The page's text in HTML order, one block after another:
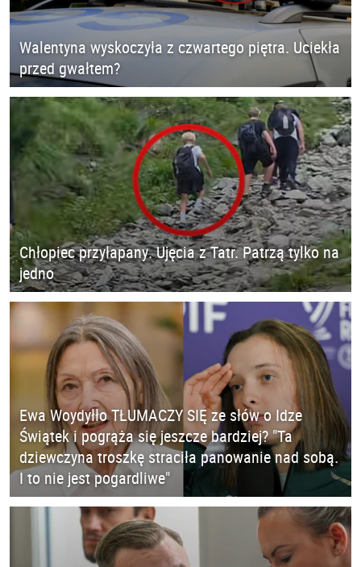
Walentyna wyskoczyła z czwartego piętra. Uciekła
przed gwałtem?
Chłopiec przyłapany. Ujęcia z Tatr. Patrzą tylko na
jedno
Ewa Woydyłło TŁUMACZY SIĘ ze słów o Idze
Świątek i pogrąża się jeszcze bardziej? "Ta
dziewczyna troszkę straciła panowanie nad sobą.
I to nie jest pogardliwe"